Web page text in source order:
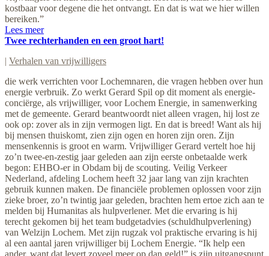
kostbaar voor degene die het ontvangt. En dat is wat we hier willen
bereiken.”
Lees meer
Twee rechterhanden en een groot hart!
| Verhalen van vrijwilligers
die werk verrichten voor Lochemnaren, die vragen hebben over hun
energie verbruik. Zo werkt Gerard Spil op dit moment als energie-
conciërge, als vrijwilliger, voor Lochem Energie, in samenwerking
met de gemeente. Gerard beantwoordt niet alleen vragen, hij lost ze
ook op: zover als in zijn vermogen ligt. En dat is breed! Want als hij
bij mensen thuiskomt, zien zijn ogen en horen zijn oren. Zijn
mensenkennis is groot en warm. Vrijwilliger Gerard vertelt hoe hij
zo’n twee-en-zestig jaar geleden aan zijn eerste onbetaalde werk
begon: EHBO-er in Obdam bij de scouting. Veilig Verkeer
Nederland, afdeling Lochem heeft 32 jaar lang van zijn krachten
gebruik kunnen maken. De financiële problemen oplossen voor zijn
zieke broer, zo’n twintig jaar geleden, brachten hem ertoe zich aan te
melden bij Humanitas als hulpverlener. Met die ervaring is hij
terecht gekomen bij het team budgetadvies (schuldhulpverlening)
van Welzijn Lochem. Met zijn rugzak vol praktische ervaring is hij
al een aantal jaren vrijwilliger bij Lochem Energie. “Ik help een
ander, want dat levert zoveel meer op dan geld!” is zijn uitgangspunt